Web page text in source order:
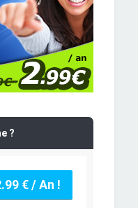
?
€ / An !